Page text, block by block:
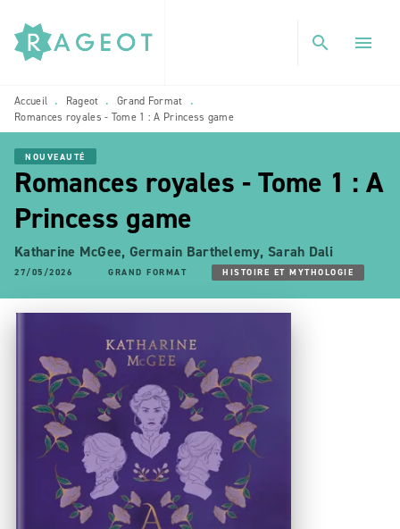
MENU RECHERCHE
PIED DE PAGE
search menu
Accueil • Rageot • Grand Format
•
Romances royales - Tome 1 : A Princess game
NOUVEAUTÉ
Romances royales - Tome 1 : A
Princess game
Katharine McGee, Germain Barthelemy, Sarah Dali
27/05/2026 GRAND FORMAT HISTOIRE ET MYTHOLOGIE